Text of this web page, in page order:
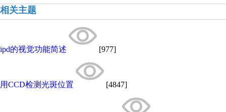
相关主题
ipd的视觉功能简述 [977]
用CCD检测光斑位置 [4847]